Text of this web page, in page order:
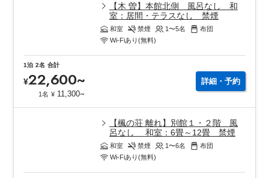
【木 曽】本館北側 風呂なし 和
室：居間・テラスなし 禁煙
和室 禁煙 1〜5名
布団
Wi-Fiあり(無料)
1泊 2名 合計
¥22,600~
1名 ¥ 11,300~
詳細・予約
【楓の荘 離れ】別館１・２階 風
呂なし 和室：6畳～12畳 禁煙
和室 禁煙 1〜6名
布団
Wi-Fiあり(無料)